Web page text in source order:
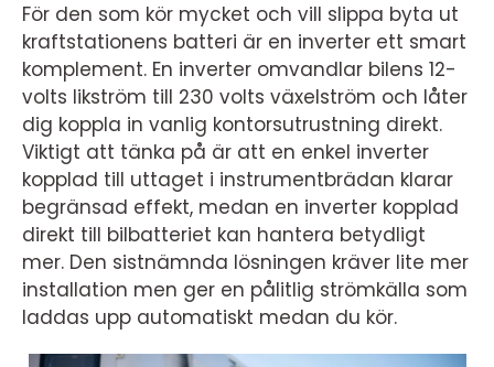
För den som kör mycket och vill slippa byta ut
kraftstationens batteri är en inverter ett smart
komplement. En inverter omvandlar bilens 12-
volts likström till 230 volts växelström och låter
dig koppla in vanlig kontorsutrustning direkt.
Viktigt att tänka på är att en enkel inverter
kopplad till uttaget i instrumentbrädan klarar
begränsad effekt, medan en inverter kopplad
direkt till bilbatteriet kan hantera betydligt
mer. Den sistnämnda lösningen kräver lite mer
installation men ger en pålitlig strömkälla som
laddas upp automatiskt medan du kör.